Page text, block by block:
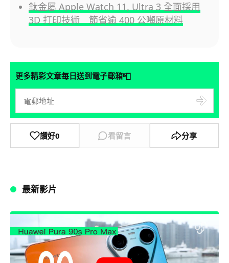
鈦金屬 Apple Watch 11, Ultra 3 全面採用
3D 打印技術 節省逾 400 公噸原材料
更多精彩文章每日送到電子郵箱📮
讚好0 看留言 分享
最新影片